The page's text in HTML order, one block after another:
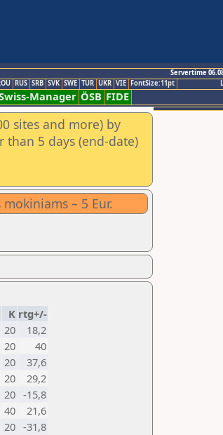
Servertime
RUS SRB SVK SWE TUR UKR VIE FontSize:11pt
Manager ÖSB FIDE
sites and more) by
than 5 days (end-date)
– 5 Eur.
K rtg+/-
20
18,2
20
40
20
37,6
20
29,2
20 -15,8
40
21,6
20 -31,8